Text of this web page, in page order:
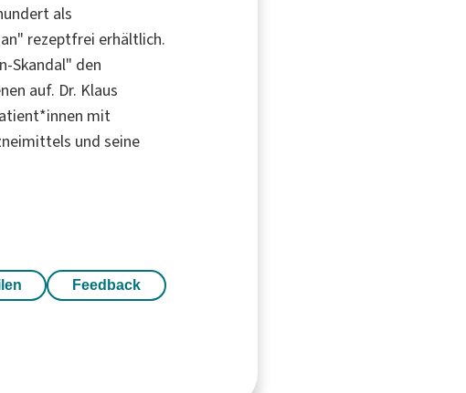
als
rezeptfrei erhältlich.
Skandal" den
auf. Dr. Klaus
mit
und seine
Feedback